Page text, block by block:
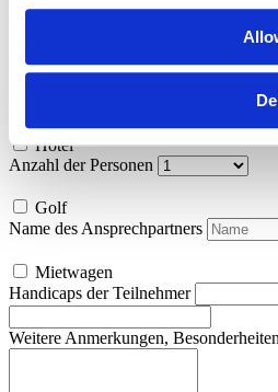
Flug
bis
Hotel
Anzahl der Personen
Golf
Name des Ansprechpartners
Mietwagen
Handicaps der Teilnehmer
Weitere Anmerkungen,